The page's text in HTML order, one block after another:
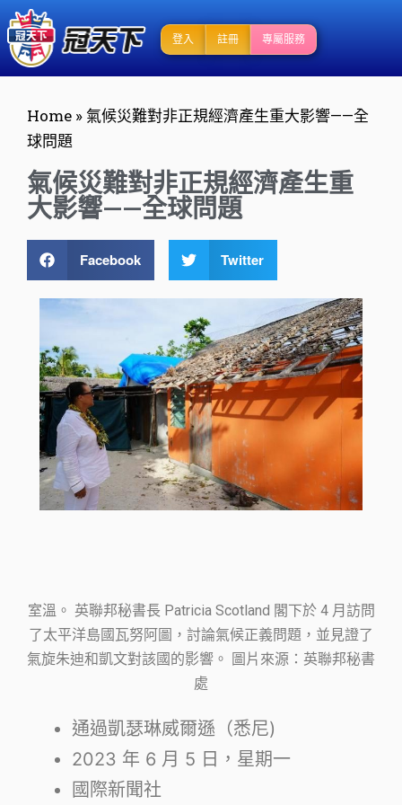
登入 註冊 專屬服務
Home »氣候災難對非正規經濟產生重大影響——全
球問題
氣候災難對非正規經濟產生重
大影響——全球問題
Facebook Twitter
室溫。 英聯邦秘書長 Patricia Scotland 閣下於 4 月訪問
了太平洋島國瓦努阿圖，討論氣候正義問題，並見證了
氣旋朱迪和凱文對該國的影響。 圖片來源：英聯邦秘書
處
通過凱瑟琳威爾遜（悉尼)
2023 年 6 月 5 日，星期一
國際新聞社